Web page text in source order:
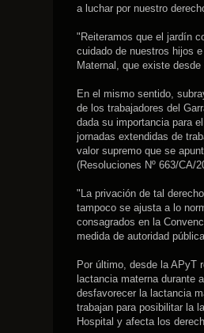
a luchar por nuestro
"Reiteramos que el jardín
cuidado de nuestros hijos
Maternal, que existe
En el mismo sentido,
de los trabajadores del
dada su importancia para
jornadas extendidas de
valor supremo que se
(Resoluciones Nº 663/CA/
"La privación de tal
tampoco se ajusta a lo
consagrados en la
medida de autoridad
Por último, desde la APyT
lactancia materna durante
desfavorecer la lactancia
trabajan para posibilitar la
Hospital y afecta los